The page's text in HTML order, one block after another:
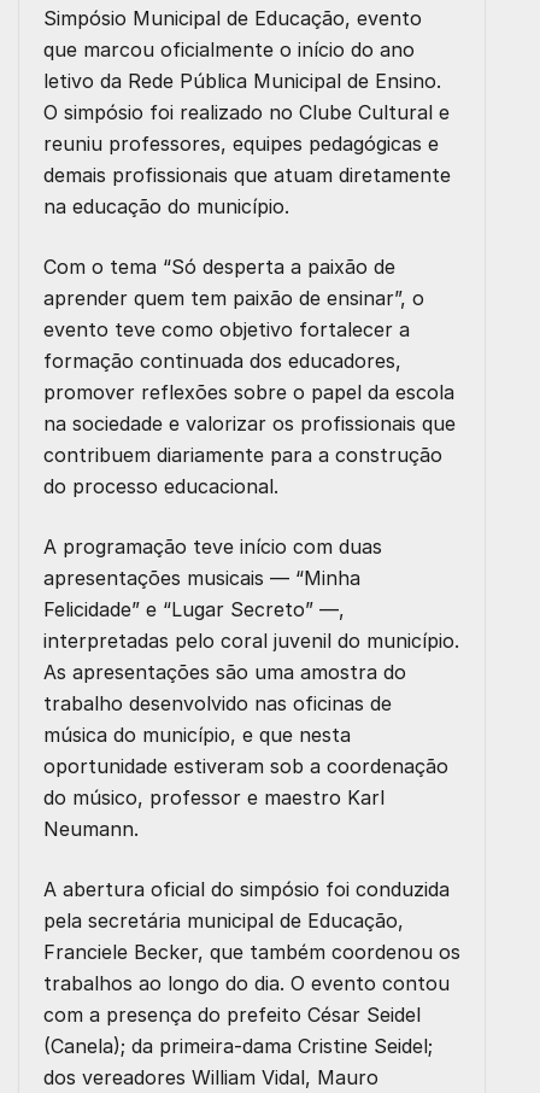
Simpósio Municipal de Educação, evento
que marcou oficialmente o início do ano
letivo da Rede Pública Municipal de Ensino.
O simpósio foi realizado no Clube Cultural e
reuniu professores, equipes pedagógicas e
demais profissionais que atuam diretamente
na educação do município.
Com o tema “Só desperta a paixão de
aprender quem tem paixão de ensinar”, o
evento teve como objetivo fortalecer a
formação continuada dos educadores,
promover reflexões sobre o papel da escola
na sociedade e valorizar os profissionais que
contribuem diariamente para a construção
do processo educacional.
A programação teve início com duas
apresentações musicais — “Minha
Felicidade” e “Lugar Secreto” —,
interpretadas pelo coral juvenil do município.
As apresentações são uma amostra do
trabalho desenvolvido nas oficinas de
música do município, e que nesta
oportunidade estiveram sob a coordenação
do músico, professor e maestro Karl
Neumann.
A abertura oficial do simpósio foi conduzida
pela secretária municipal de Educação,
Franciele Becker, que também coordenou os
trabalhos ao longo do dia. O evento contou
com a presença do prefeito César Seidel
(Canela); da primeira-dama Cristine Seidel;
dos vereadores William Vidal, Mauro